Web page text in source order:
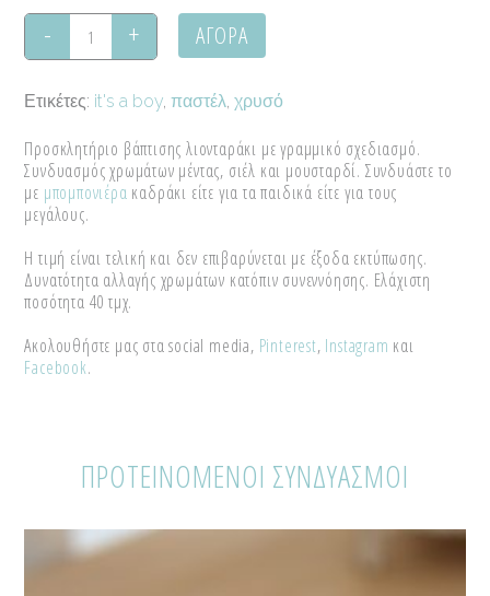
Προσκλητήριο
"Little
King"
quantity
ΑΓΟΡΑ
Ετικέτες: it's a boy ,παστέλ ,χρυσό
Προσκλητήριο βάπτισης λιονταράκι με γραμμικό σχεδιασμό.
Συνδυασμός χρωμάτων μέντας, σιέλ και μουσταρδί. Συνδυάστε το
με μπομπονιέρα καδράκι είτε για τα παιδικά είτε για τους
μεγάλους.
Η τιμή είναι τελική και δεν επιβαρύνεται με έξοδα εκτύπωσης.
Δυνατότητα αλλαγής χρωμάτων κατόπιν συνεννόησης. Ελάχιστη
ποσότητα 40 τμχ.
Ακολουθήστε μας στα social media, Pinterest, Instagram και
Facebook.
ΠΡΟΤΕΙΝΟΜΕΝΟΙ ΣΥΝΔΥΑΣΜΟΙ